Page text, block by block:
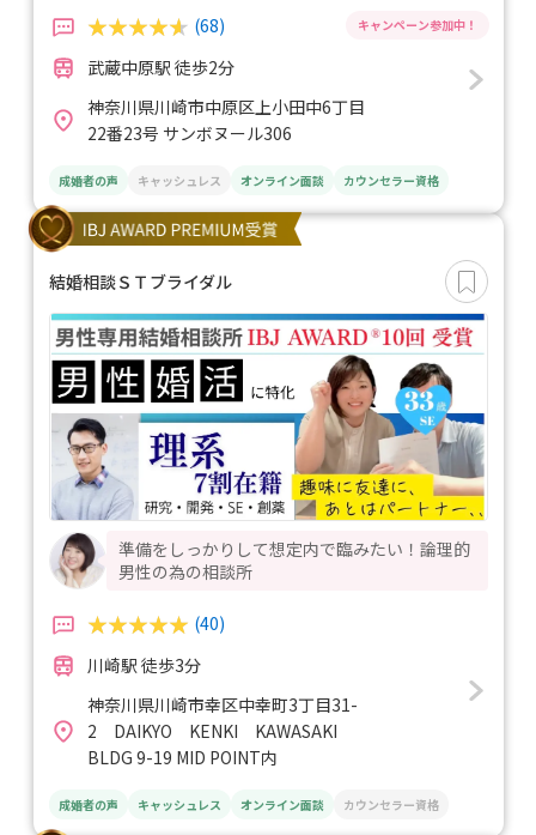
(68)
武蔵中原駅 徒歩2分
神奈川県川崎市中原区上小田中6丁目
22番23号 サンボヌール306
成婚者の声 キャッシュレス オンライン面談 カウンセラー資格
結婚相談ＳＴブライダル
準備をしっかりして想定内で臨みたい！論理的
男性の為の相談所
(40)
川崎駅 徒歩3分
神奈川県川崎市幸区中幸町3丁目31-
2 DAIKYO KENKI KAWASAKI
BLDG 9-19 MID POINT内
成婚者の声 キャッシュレス オンライン面談 カウンセラー資格